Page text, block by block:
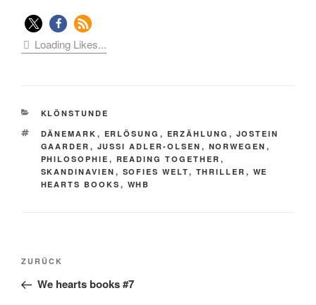
Loading Likes...
KATEGORIEN
KLÖNSTUNDE
SCHLAGWÖRTER
DÄNEMARK , ERLÖSUNG , ERZÄHLUNG , JOSTEIN
GAARDER , JUSSI ADLER-OLSEN , NORWEGEN ,
PHILOSOPHIE , READING TOGETHER ,
SKANDINAVIEN , SOFIES WELT, THRILLER , WE
HEARTS BOOKS , WHB
Beitragsnavigation
Vorheriger
Beitrag
ZURÜCK
We hearts books #7